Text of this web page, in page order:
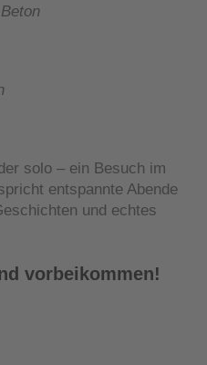
solo – ein Besuch im
entspannte Abende
und echtes
vorbeikommen!